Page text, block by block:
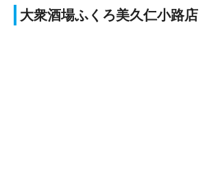
大衆酒場ふくろ美久仁小路店